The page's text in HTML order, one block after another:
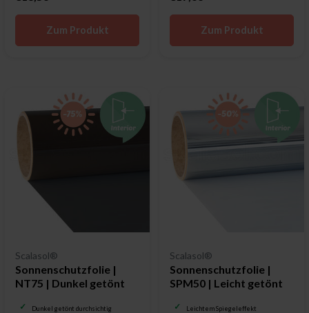
Zum Produkt Zum Produkt
Scalasol®
Sonnenschutzfolie |
NT75 | Dunkel getönt
Dunkel getönt durchsichtig
Scalasol®
Sonnenschutzfolie |
SPM50 | Leicht getönt
Leichtem Spiegeleffekt